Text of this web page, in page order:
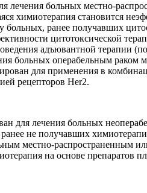
лечения больных местно-
химиотерапия становится
ранее получавших
цитотоксической
адъювантной терапии
больных операбельным раком
для применения в
рецепторов Her2.
для лечения больных
не получавших
местно-распространенным
на основе препаратов